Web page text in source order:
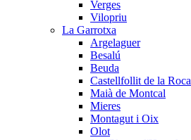
Verges
Vilopriu
La Garrotxa
Argelaguer
Besalú
Beuda
Castellfollit de la Roca
Maià de Montcal
Mieres
Montagut i Oix
Olot